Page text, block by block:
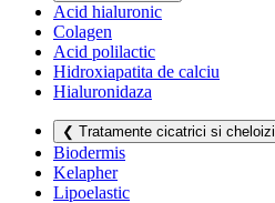
Acid hialuronic
Colagen
Acid polilactic
Hidroxiapatita de calciu
Hialuronidaza
❮ Tratamente cicatrici si cheloizi
Biodermis
Kelapher
Lipoelastic